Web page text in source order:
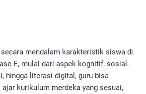
mendalam karakteristik siswa di
E, mulai dari aspek kognitif, sosial-
hingga literasi digital, guru bisa
kurikulum merdeka yang sesuai,